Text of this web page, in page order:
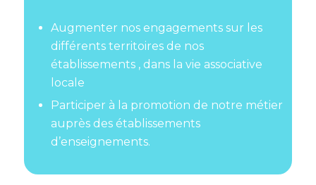
Augmenter nos engagements sur les
différents territoires de nos
établissements , dans la vie associative
locale
Participer à la promotion de notre métier
auprès des établissements
d’enseignements.